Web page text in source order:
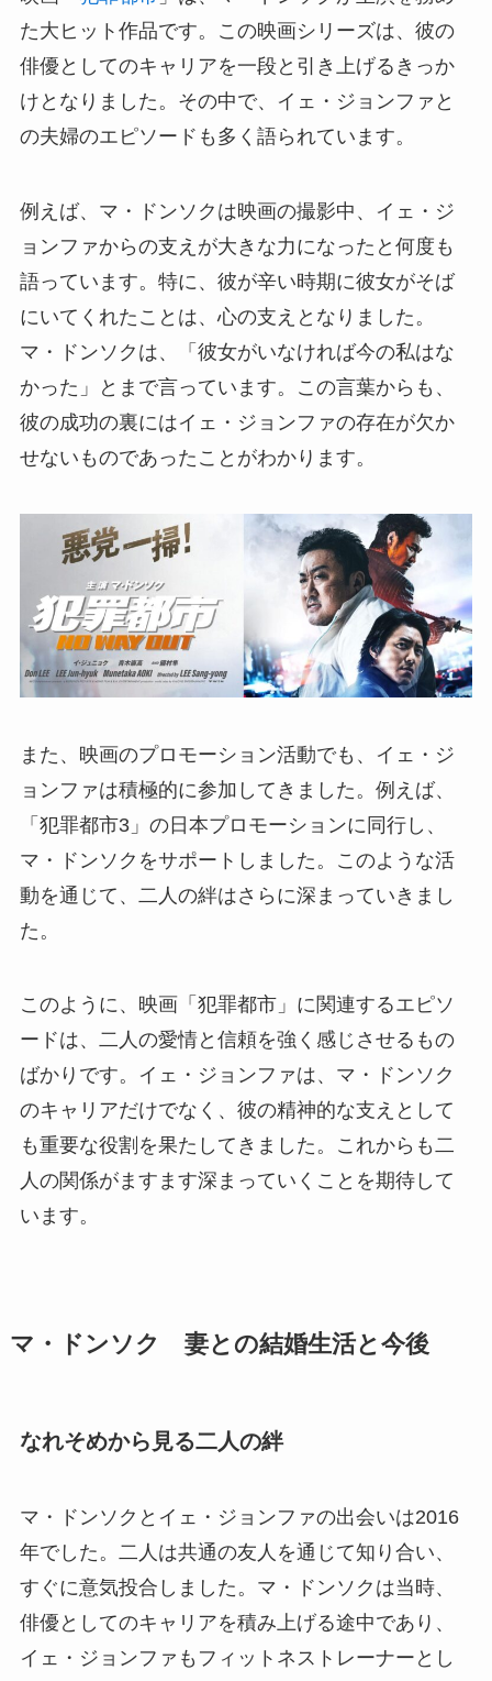
た大ヒット作品です。この映画シリーズは、彼の
俳優としてのキャリアを一段と引き上げるきっか
けとなりました。その中で、イェ・ジョンファと
の夫婦のエピソードも多く語られています。
例えば、マ・ドンソクは映画の撮影中、イェ・ジ
ョンファからの支えが大きな力になったと何度も
語っています。特に、彼が辛い時期に彼女がそば
にいてくれたことは、心の支えとなりました。
マ・ドンソクは、「彼女がいなければ今の私はな
かった」とまで言っています。この言葉からも、
彼の成功の裏にはイェ・ジョンファの存在が欠か
せないものであったことがわかります。
また、映画のプロモーション活動でも、イェ・ジ
ョンファは積極的に参加してきました。例えば、
「犯罪都市3」の日本プロモーションに同行し、
マ・ドンソクをサポートしました。このような活
動を通じて、二人の絆はさらに深まっていきまし
た。
このように、映画「犯罪都市」に関連するエピソ
ードは、二人の愛情と信頼を強く感じさせるもの
ばかりです。イェ・ジョンファは、マ・ドンソク
のキャリアだけでなく、彼の精神的な支えとして
も重要な役割を果たしてきました。これからも二
人の関係がますます深まっていくことを期待して
います。
マ・ドンソク 妻との結婚生活と今後
なれそめから見る二人の絆
マ・ドンソクとイェ・ジョンファの出会いは2016
年でした。二人は共通の友人を通じて知り合い、
すぐに意気投合しました。マ・ドンソクは当時、
俳優としてのキャリアを積み上げる途中であり、
イェ・ジョンファもフィットネストレーナーとし